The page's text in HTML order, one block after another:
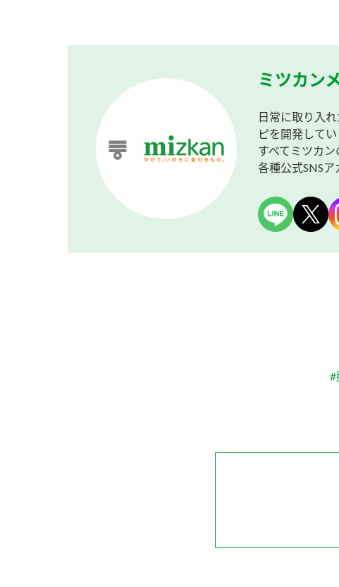
ミツカン
日常に取り入
ピを開発してい
すべてミツカ
各種公式SNSア
#